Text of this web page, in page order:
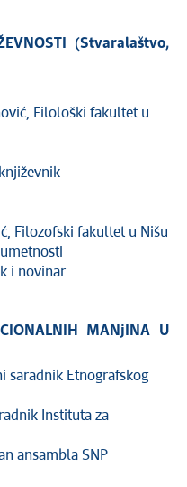
(Stvaralaštvo,
Filološki fakultet u
Filozofski fakultet u Nišu
i novinar
MANjINA U
saradnik Etnografskog
Instituta za
ansambla SNP